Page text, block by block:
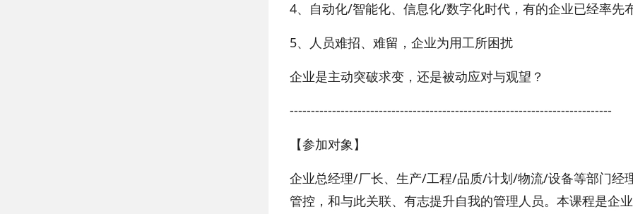
4、自动化/智能化、信息化/数字化时代，有的企业已经率先
5、人员难招、难留，企业为用工所困扰
企业是主动突破求变，还是被动应对与观望？
----------------------------------------------------------------------------
【参加对象】
企业总经理/厂长、生产/工程/品质/计划/物流/设备等部门经
管控，和与此关联、有志提升自我的管理人员。本课程是企